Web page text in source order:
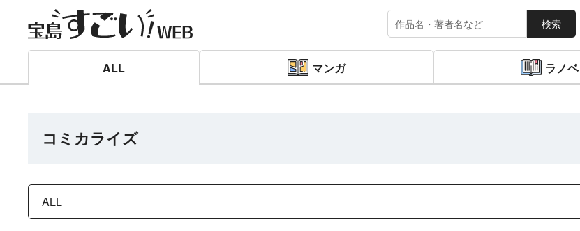
検索
ALL マンガ ラノベ
コミカライズ